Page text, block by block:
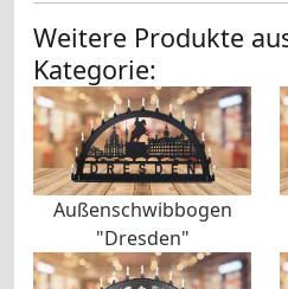
Weitere Produkte
Kategorie:
Außenschwibbogen
"Dresden"